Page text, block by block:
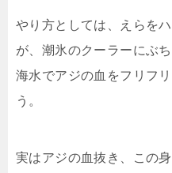
やり方としては、えらを
が、潮氷のクーラーにぶ
海水でアジの血をフリフ
う。
実はアジの血抜き、この